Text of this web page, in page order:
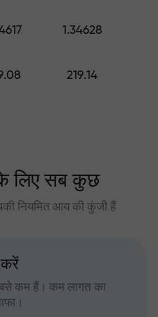
1.34628
219.14
लिए सब कुछ
नियमित आय की कुंजी हैं
कम हैं। कम लागत का